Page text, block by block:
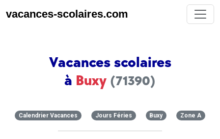
vacances-scolaires.com
Vacances scolaires
à Buxy (71390)
Calendrier Vacances Jours Féries Buxy Zone A